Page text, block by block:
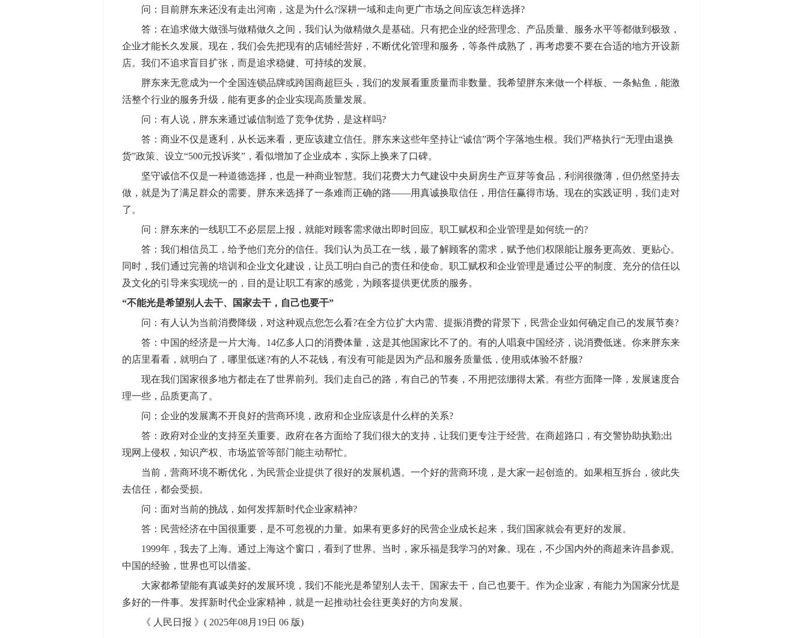
问：目前胖东来还没有走出河南，这是为什么?深耕一域和走向更广市场之间应该怎样选择?
答：在追求做大做强与做精做久之间，我们认为做精做久是基础。只有把企业的经营理念、产品质量、服务水平等都做到极致，
企业才能长久发展。现在，我们会先把现有的店铺经营好，不断优化管理和服务，等条件成熟了，再考虑要不要在合适的地方开设新
店。我们不追求盲目扩张，而是追求稳健、可持续的发展。
胖东来无意成为一个全国连锁品牌或跨国商超巨头，我们的发展看重质量而非数量。我希望胖东来做一个样板、一条鲇鱼，能激
活整个行业的服务升级，能有更多的企业实现高质量发展。
问：有人说，胖东来通过诚信制造了竞争优势，是这样吗?
答：商业不仅是逐利，从长远来看，更应该建立信任。胖东来这些年坚持让“诚信”两个字落地生根。我们严格执行“无理由退换
货”政策、设立“500元投诉奖”，看似增加了企业成本，实际上换来了口碑。
坚守诚信不仅是一种道德选择，也是一种商业智慧。我们花费大力气建设中央厨房生产豆芽等食品，利润很微薄，但仍然坚持去
做，就是为了满足群众的需要。胖东来选择了一条难而正确的路——用真诚换取信任，用信任赢得市场。现在的实践证明，我们走对
了。
问：胖东来的一线职工不必层层上报，就能对顾客需求做出即时回应。职工赋权和企业管理是如何统一的?
答：我们相信员工，给予他们充分的信任。我们认为员工在一线，最了解顾客的需求，赋予他们权限能让服务更高效、更贴心。
同时，我们通过完善的培训和企业文化建设，让员工明白自己的责任和使命。职工赋权和企业管理是通过公平的制度、充分的信任以
及文化的引导来实现统一的，目的是让职工有家的感觉，为顾客提供更优质的服务。
“不能光是希望别人去干、国家去干，自己也要干”
问：有人认为当前消费降级，对这种观点您怎么看?在全方位扩大内需、提振消费的背景下，民营企业如何确定自己的发展节奏?
答：中国的经济是一片大海。14亿多人口的消费体量，这是其他国家比不了的。有的人唱衰中国经济，说消费低迷。你来胖东来
的店里看看，就明白了，哪里低迷?有的人不花钱，有没有可能是因为产品和服务质量低，使用或体验不舒服?
现在我们国家很多地方都走在了世界前列。我们走自己的路，有自己的节奏，不用把弦绷得太紧。有些方面降一降，发展速度合
理一些，品质更高了。
问：企业的发展离不开良好的营商环境，政府和企业应该是什么样的关系?
答：政府对企业的支持至关重要。政府在各方面给了我们很大的支持，让我们更专注于经营。在商超路口，有交警协助执勤;出
现网上侵权，知识产权、市场监管等部门能主动帮忙。
当前，营商环境不断优化，为民营企业提供了很好的发展机遇。一个好的营商环境，是大家一起创造的。如果相互拆台，彼此失
去信任，都会受损。
问：面对当前的挑战，如何发挥新时代企业家精神?
答：民营经济在中国很重要，是不可忽视的力量。如果有更多好的民营企业成长起来，我们国家就会有更好的发展。
1999年，我去了上海。通过上海这个窗口，看到了世界。当时，家乐福是我学习的对象。现在，不少国内外的商超来许昌参观。
中国的经验，世界也可以借鉴。
大家都希望能有真诚美好的发展环境，我们不能光是希望别人去干、国家去干，自己也要干。作为企业家，有能力为国家分忧是
多好的一件事。发挥新时代企业家精神，就是一起推动社会往更美好的方向发展。
《 人民日报 》( 2025年08月19日 06 版)